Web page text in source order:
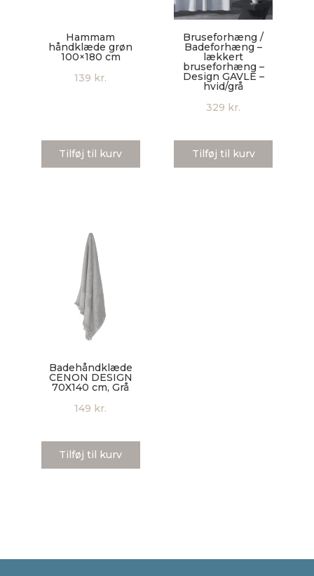
Hammam
håndklæde grøn
100×180 cm
139 kr.
Tilføj til kurv
Bruseforhæng /
Badeforhæng –
lækkert
bruseforhæng –
Design GAVLE –
hvid/grå
329 kr.
Tilføj til kurv
Badehåndklæde
CENON DESIGN
70X140 cm, Grå
149 kr.
Tilføj til kurv